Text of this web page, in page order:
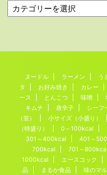
ヌードル ラーメン う
タ
お好み焼き カレー
ース
とんこつ 味噌
キムチ
唐辛子 シーフ
（並）
小サイズ（小盛り）
（特盛り）
0～100kcal
301～400kcal
401～
700kcal
701～800kcal
1000kcal
エースコック
品
まるか食品 味のマ